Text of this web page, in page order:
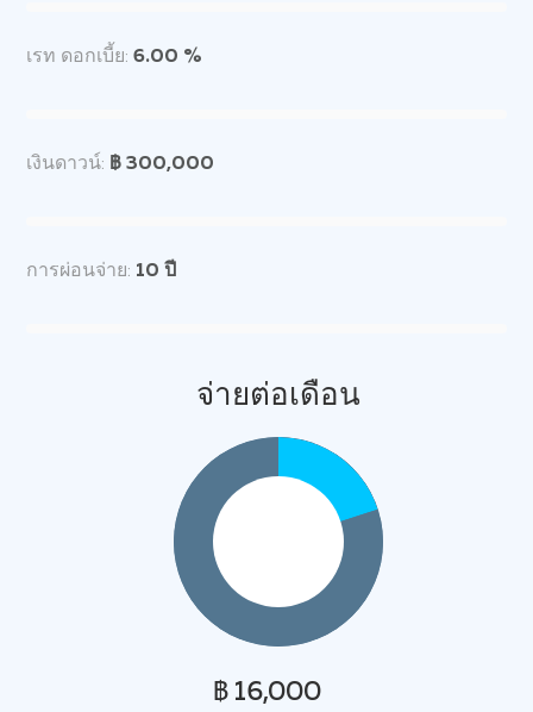
เรท ดอกเบี้ย: 6.00 %
เงินดาวน์: ฿ 300,000
การผ่อนจ่าย: 10 ปี
จ่ายต่อเดือน
฿ 16,000